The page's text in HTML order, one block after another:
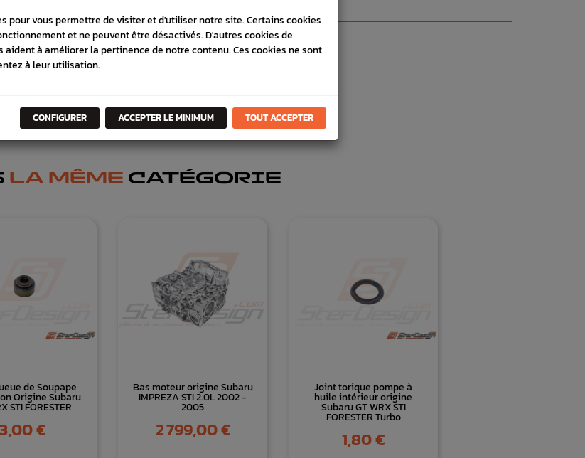
LA MÊME CATÉGORIE
de Soupape
Origine Subaru
STI FORESTER
Prix
3,00 €
Bas moteur origine Subaru
IMPREZA STI 2.0L 2002 -
2005
Prix
2 799,00 €
Joint torique pompe à
huile intérieur origine
Subaru GT WRX STI
FORESTER Turbo
Prix
1,80 €
pour vous permettre de visiter et d'utiliser notre site. Certains cookies
et ne peuvent être désactivés. D'autres cookies de
aident à améliorer la pertinence de notre contenu. Ces cookies ne sont
à leur utilisation.
CONFIGURER ACCEPTER LE MINIMUM TOUT ACCEPTER